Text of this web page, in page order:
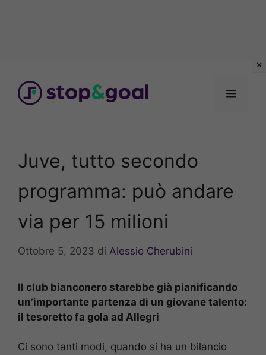
contenuto
Menu
Juve, tutto secondo
programma: può andare
via per 15 milioni
Ottobre 5, 2023 di Alessio Cherubini
Il club bianconero starebbe già pianificando
un’importante partenza di un giovane talento:
il tesoretto fa gola ad Allegri
Ci sono tanti modi, quando si ha un bilancio